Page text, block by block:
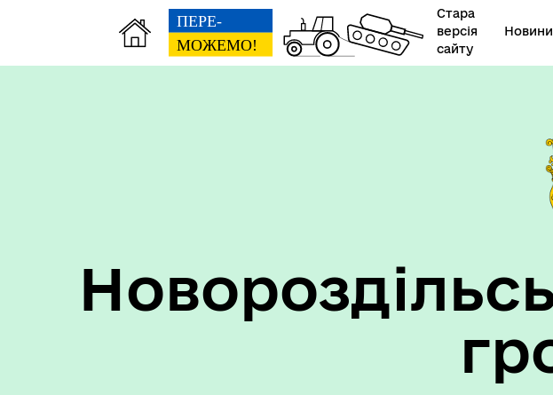
Стара
версія
сайту
Новини
Контакти та розпорядок